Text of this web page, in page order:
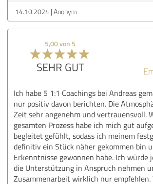
14.10.2024 Anonym
5,00 von 5
SEHR GUT
Ich habe 5 1:1 Coachings bei Andreas
nur positiv davon berichten. Die
Zeit sehr angenehm und vertrauensvoll.
gesamten Prozess habe ich mich gut
begleitet gefühlt, sodass ich meinem
definitiv ein Stück näher gekommen bin
Erkenntnisse gewonnen habe. Ich würde
die Unterstützung in Anspruch nehmen
Zusammenarbeit wirklich nur empfehlen.